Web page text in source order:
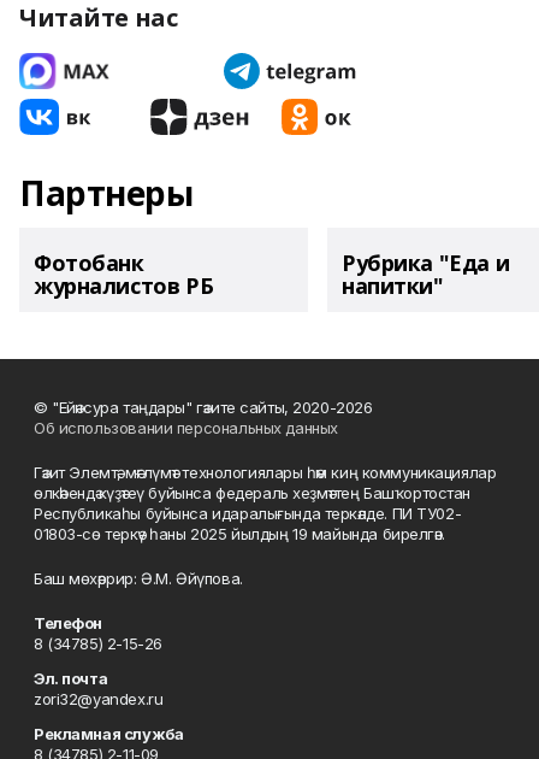
Читайте нас
Партнеры
Фотобанк
журналистов РБ
Рубрика "Еда и
напитки"
© "Ейәнсура таңдары" гәзите сайты, 2020-2026
Об использовании персональных данных
Гәзит Элемтә, мәғлүмәт технологиялары һәм киң коммуникациялар
өлкәһендә күҙәтеү буйынса федераль хеҙмәттең Башҡортостан
Республикаһы буйынса идаралығында теркәлде. ПИ ТУ02-
01803-сө теркәү һаны 2025 йылдың 19 майында бирелгән.
Баш мөхәррир: Ә.М. Әйүпова.
Телефон
8 (34785) 2-15-26
Эл. почта
zori32@yandex.ru
Рекламная служба
8 (34785) 2-11-09